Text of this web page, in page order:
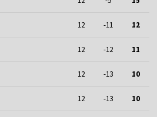
12 -11 12
12 -12 11
12 -13 10
12 -13 10